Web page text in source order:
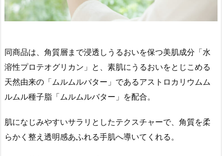
同商品は、角質層まで浸透しうるおいを保つ美肌成分「水
溶性プロテオグリカン」と、素肌にうるおいをとじこめる
天然由来の「ムルムルバター」であるアストロカリウムム
ルムル種子脂「ムルムルバター」を配合。
肌になじみやすいサラリとしたテクスチャーで、角質を柔
らかく整え透明感あふれる手肌へ導いてくれる。